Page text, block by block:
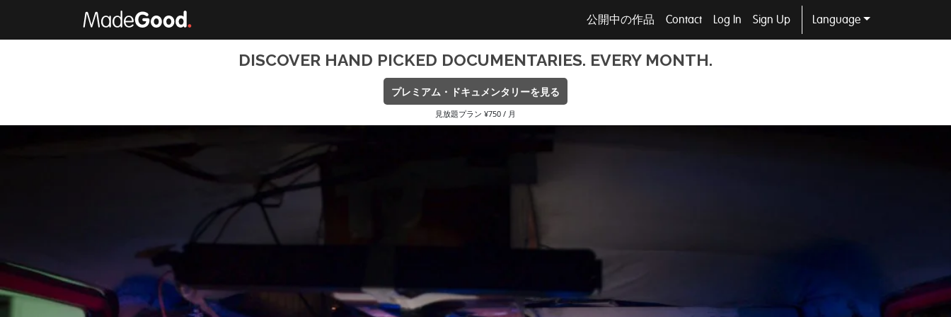
公開中の作品 Contact Log In Sign Up Language
DISCOVER HAND PICKED DOCUMENTARIES. EVERY MONTH.
プレミアム・ドキュメンタリーを見る
見放題プラン ¥750 / 月